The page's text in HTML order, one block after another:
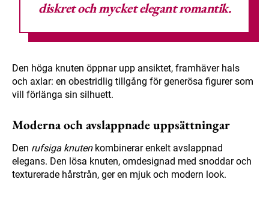
diskret och mycket elegant romantik.
Den höga knuten öppnar upp ansiktet, framhäver hals
och axlar: en obestridlig tillgång för generösa figurer som
vill förlänga sin silhuett.
Moderna och avslappnade uppsättningar
Den rufsiga knutenkombinerar enkelt avslappnad
elegans. Den lösa knuten, omdesignad med snoddar och
texturerade hårstrån, ger en mjuk och modern look.